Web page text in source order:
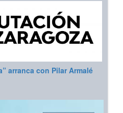
arranca con Pilar Armalé